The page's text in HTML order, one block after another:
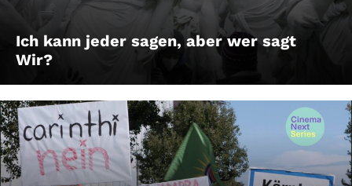
Ich kann jeder sagen, aber wer sagt
Wir?